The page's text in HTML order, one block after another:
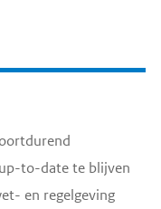
to-date te blijven
en regelgeving